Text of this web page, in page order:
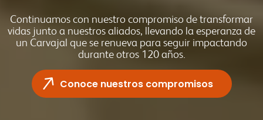
Continuamos con nuestro compromiso de transformar
vidas junto a nuestros aliados, llevando la esperanza de
un Carvajal que se renueva para seguir impactando
durante otros 120 años.
Conoce nuestros compromisos